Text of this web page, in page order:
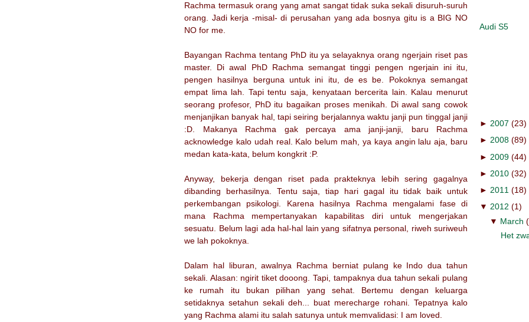
Rachma termasuk orang yang amat sangat tidak suka sekali disuruh-suruh
orang. Jadi kerja -misal- di perusahan yang ada bosnya gitu is a BIG NO
NO for me.
Bayangan Rachma tentang PhD itu ya selayaknya orang ngerjain riset pas
master. Di awal PhD Rachma semangat tinggi pengen ngerjain ini itu,
pengen hasilnya berguna untuk ini itu, de es be. Pokoknya semangat
empat lima lah. Tapi tentu saja, kenyataan bercerita lain. Kalau menurut
seorang profesor, PhD itu bagaikan proses menikah. Di awal sang cowok
menjanjikan banyak hal, tapi seiring berjalannya waktu janji pun tinggal janji
:D. Makanya Rachma gak percaya ama janji-janji, baru Rachma
acknowledge kalo udah real. Kalo belum mah, ya kaya angin lalu aja, baru
medan kata-kata, belum kongkrit :P.
Anyway, bekerja dengan riset pada prakteknya lebih sering gagalnya
dibanding berhasilnya. Tentu saja, tiap hari gagal itu tidak baik untuk
perkembangan psikologi. Karena hasilnya Rachma mengalami fase di
mana Rachma mempertanyakan kapabilitas diri untuk mengerjakan
sesuatu. Belum lagi ada hal-hal lain yang sifatnya personal, riweh suriweuh
we lah pokoknya.
Dalam hal liburan, awalnya Rachma berniat pulang ke Indo dua tahun
sekali. Alasan: ngirit tiket dooong. Tapi, tampaknya dua tahun sekali pulang
ke rumah itu bukan pilihan yang sehat. Bertemu dengan keluarga
setidaknya setahun sekali deh... buat merecharge rohani. Tepatnya kalo
yang Rachma alami itu salah satunya untuk memvalidasi: I am loved.
Audi S5
► 2007 (23)
► 2008 (89)
► 2009 (44)
► 2010 (32)
► 2011 (18)
▼ 2012 (1)
▼ March
Het